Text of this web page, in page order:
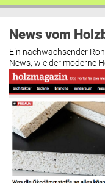
News vom
Ein nachwachsender
News, wie der moderne